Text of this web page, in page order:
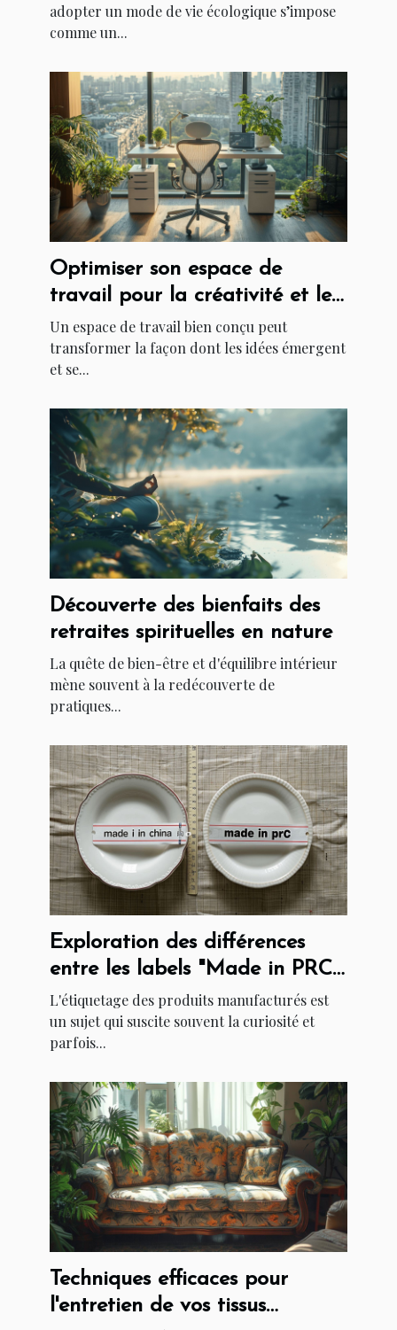
adopter un mode de vie écologique s’impose
comme un...
Optimiser son espace de
travail pour la créativité et le
succès
Un espace de travail bien conçu peut
transformer la façon dont les idées émergent
et se...
Découverte des bienfaits des
retraites spirituelles en nature
La quête de bien-être et d'équilibre intérieur
mène souvent à la redécouverte de
pratiques...
Exploration des différences
entre les labels "Made in PRC"
et "Made in China"
L'étiquetage des produits manufacturés est
un sujet qui suscite souvent la curiosité et
parfois...
Techniques efficaces pour
l'entretien de vos tissus